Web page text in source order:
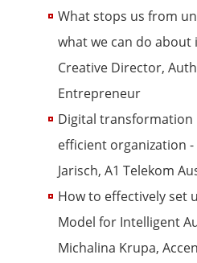
What stops us from
what we can do about
Creative Director,
Entrepreneur
Digital transformation
efficient organization
Jarisch, A1 Telekom
How to effectively set
Model for Intelligent
Michalina Krupa,